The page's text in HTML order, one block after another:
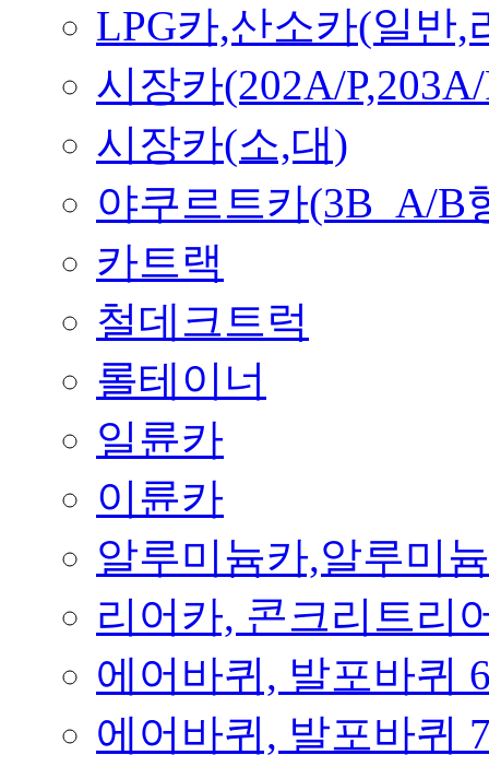
LPG카,산소카(일반,
시장카(202A/
시장카(소,대)
야쿠르트카(3B_A/B
카트랙
철데크트럭
롤테이너
일륜카
이륜카
알루미늄카,알루미
리어카, 콘크리트리
에어바퀴, 발포바퀴
에어바퀴, 발포바퀴